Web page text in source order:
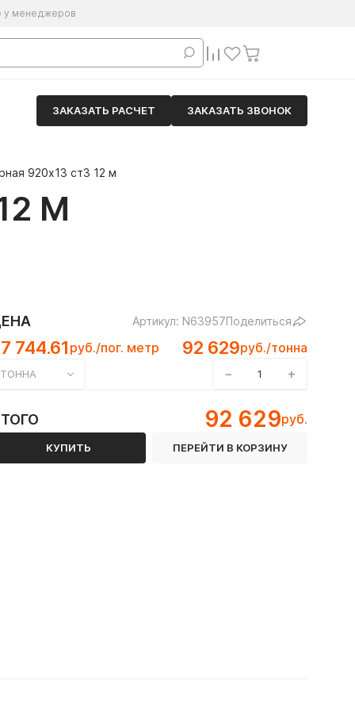
у менеджеров
ЗАКАЗАТЬ РАСЧЕТ ЗАКАЗАТЬ ЗВОНОК
920х13 ст3 12 м
М
Артикул: N63957Поделиться
744.61 руб./пог. метр 92 629руб./тонна
ТОННА − +
92 629руб.
КУПИТЬ ПЕРЕЙТИ В КОРЗИНУ